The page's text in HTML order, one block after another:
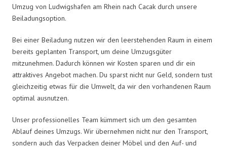
Umzug von Ludwigshafen am Rhein nach Cacak durch unsere
Beiladungsoption.
Bei einer Beiladung nutzen wir den leerstehenden Raum in einem
bereits geplanten Transport, um deine Umzugsgüter
mitzunehmen. Dadurch können wir Kosten sparen und dir ein
attraktives Angebot machen. Du sparst nicht nur Geld, sondern tust
gleichzeitig etwas für die Umwelt, da wir den vorhandenen Raum
optimal ausnutzen.
Unser professionelles Team kümmert sich um den gesamten
Ablauf deines Umzugs. Wir übernehmen nicht nur den Transport,
sondern auch das Verpacken deiner Möbel und den Auf- und